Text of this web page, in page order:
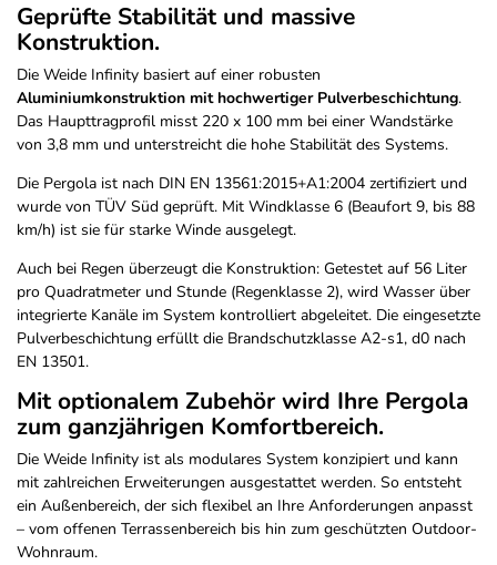
Geprüfte Stabilität und massive
Konstruktion.
Die Weide Infinity basiert auf einer robusten
Aluminiumkonstruktion mit hochwertiger Pulverbeschichtung.
Das Haupttragprofil misst 220 x 100 mm bei einer Wandstärke
von 3,8 mm und unterstreicht die hohe Stabilität des Systems.
Die Pergola ist nach DIN EN 13561:2015+A1:2004 zertifiziert und
wurde von TÜV Süd geprüft. Mit Windklasse 6 (Beaufort 9, bis 88
km/h) ist sie für starke Winde ausgelegt.
Auch bei Regen überzeugt die Konstruktion: Getestet auf 56 Liter
pro Quadratmeter und Stunde (Regenklasse 2), wird Wasser über
integrierte Kanäle im System kontrolliert abgeleitet. Die eingesetzte
Pulverbeschichtung erfüllt die Brandschutzklasse A2-s1, d0 nach
EN 13501.
Mit optionalem Zubehör wird Ihre Pergola
zum ganzjährigen Komfortbereich.
Die Weide Infinity ist als modulares System konzipiert und kann
mit zahlreichen Erweiterungen ausgestattet werden. So entsteht
ein Außenbereich, der sich flexibel an Ihre Anforderungen anpasst
– vom offenen Terrassenbereich bis hin zum geschützten Outdoor-
Wohnraum.